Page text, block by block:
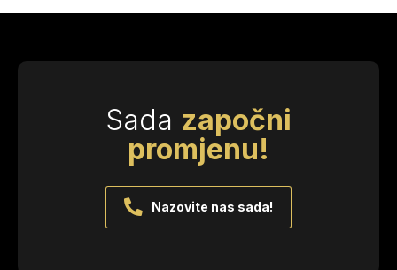
Sada započni
promjenu!
Nazovite nas sada!